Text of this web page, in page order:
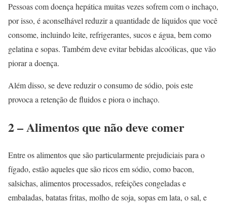
Pessoas com doença hepática muitas vezes sofrem com o inchaço,
por isso, é aconselhável reduzir a quantidade de líquidos que você
consome, incluindo leite, refrigerantes, sucos e água, bem como
gelatina e sopas. Também deve evitar bebidas alcoólicas, que vão
piorar a doença.
Além disso, se deve reduzir o consumo de sódio, pois este
provoca a retenção de fluidos e piora o inchaço.
2 – Alimentos que não deve comer
Entre os alimentos que são particularmente prejudiciais para o
fígado, estão aqueles que são ricos em sódio, como bacon,
salsichas, alimentos processados​​, refeições congeladas e
embaladas, batatas fritas, molho de soja, sopas em lata, o sal, e